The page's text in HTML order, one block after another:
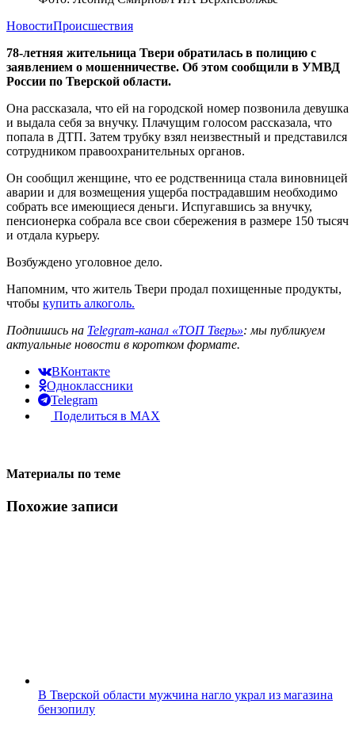
НовостиПроисшествия
78-летняя жительница Твери обратилась в полицию с
заявлением о мошенничестве. Об этом сообщили в УМВД
России по Тверской области.
Она рассказала, что ей на городской номер позвонила девушка
и выдала себя за внучку. Плачущим голосом рассказала, что
попала в ДТП. Затем трубку взял неизвестный и представился
сотрудником правоохранительных органов.
Он сообщил женщине, что ее родственница стала виновницей
аварии и для возмещения ущерба пострадавшим необходимо
собрать все имеющиеся деньги. Испугавшись за внучку,
пенсионерка собрала все свои сбережения в размере 150 тысяч
и отдала курьеру.
Возбуждено уголовное дело.
Напомним, что житель Твери продал похищенные продукты,
чтобы купить алкоголь.
Подпишись на Telegram-канал «ТОП Тверь»: мы публикуем
актуальные новости в коротком формате.
ВКонтакте
Одноклассники
Telegram
Поделиться в MAX
Материалы по теме
Похожие записи
В Тверской области мужчина нагло украл из магазина
бензопилу